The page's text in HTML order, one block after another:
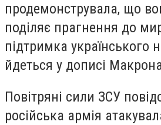
продемонструвала, що
поділяє прагнення до
підтримка українського
йдеться у дописі
Повітряні сили ЗСУ
російська армія